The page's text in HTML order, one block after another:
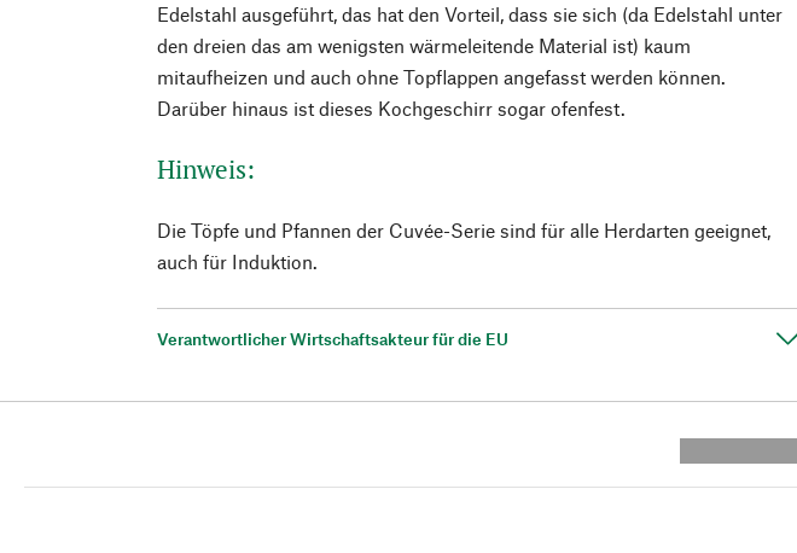
Edelstahl ausgeführt, das hat den Vorteil, dass sie sich (da Edelstahl unter
den dreien das am wenigsten wärmeleitende Material ist) kaum
mitaufheizen und auch ohne Topflappen angefasst werden können.
Darüber hinaus ist dieses Kochgeschirr sogar ofenfest.
Hinweis:
Die Töpfe und Pfannen der Cuvée-Serie sind für alle Herdarten geeignet,
auch für Induktion.
Verantwortlicher Wirtschaftsakteur für die EU